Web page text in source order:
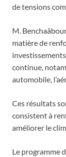
de tensions
M.
matière de
continue,
automobile,
Ces résultats
consistent à
améliorer le
Le programme